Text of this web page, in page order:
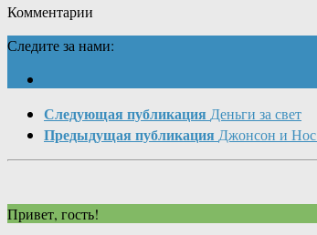
Комментарии
Следите за нами:
Следующая публикация Деньги за свет
Предыдущая публикация Джонсон и
Привет, гость!